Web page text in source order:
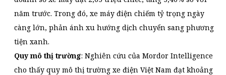
năm trước. Trong đó, xe máy điện chiếm tỷ trọng ngày
càng lớn, phản ánh xu hướng dịch chuyển sang phương
tiện xanh.
Quy mô thị trường: Nghiên cứu của Mordor Intelligence
cho thấy quy mô thị trường xe điện Việt Nam đạt khoảng